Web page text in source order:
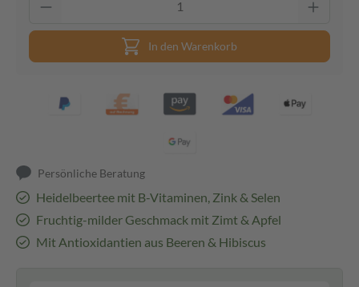
In den Warenkorb
Persönliche Beratung
Heidelbeertee mit B-Vitaminen, Zink & Selen
Fruchtig-milder Geschmack mit Zimt & Apfel
Mit Antioxidantien aus Beeren & Hibiscus